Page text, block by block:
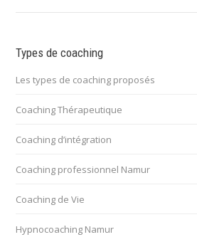
Types de coaching
Les types de coaching proposés
Coaching Thérapeutique
Coaching d’intégration
Coaching professionnel Namur
Coaching de Vie
Hypnocoaching Namur